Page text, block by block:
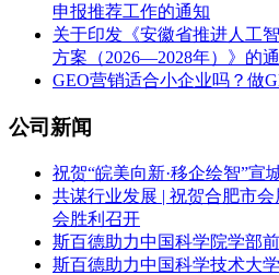
申报推荐工作的通知
关于印发《安徽省推进人工
方案（2026—2028年）》的
GEO营销适合小企业吗？做
公司新闻
祝贺“皖美向新·移企绘智”宣
共谋行业发展 | 祝贺合肥市
会胜利召开
斯百德助力中国科学院学部
斯百德助力中国科学技术大